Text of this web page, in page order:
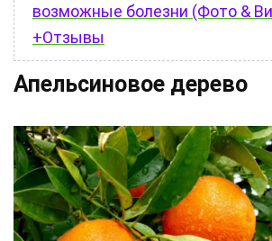
возможные болезни (Фото &
+Отзывы
Апельсиновое дерево